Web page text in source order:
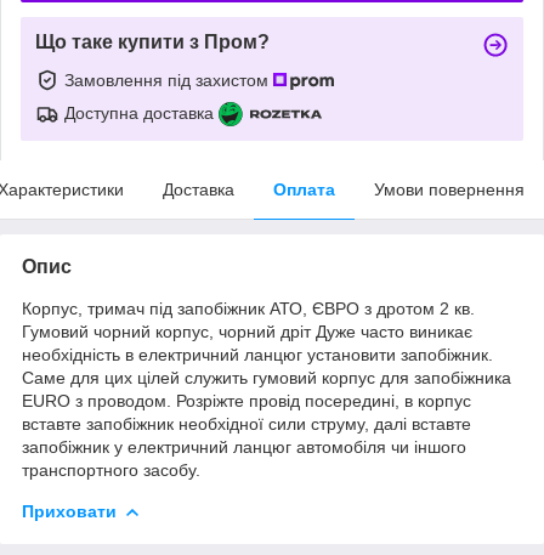
Що таке купити з Пром?
Замовлення під захистом
Доступна доставка
Доставка Оплата Умови повернення
Опис
Корпус, тримач під запобіжник АТО, ЄВРО з дротом 2 кв.
Гумовий чорний корпус, чорний дріт Дуже часто виникає
необхідність в електричний ланцюг установити запобіжник.
Саме для цих цілей служить гумовий корпус для запобіжника
EURO з проводом. Розріжте провід посередині, в корпус
вставте запобіжник необхідної сили струму, далі вставте
запобіжник у електричний ланцюг автомобіля чи іншого
транспортного засобу.
Приховати